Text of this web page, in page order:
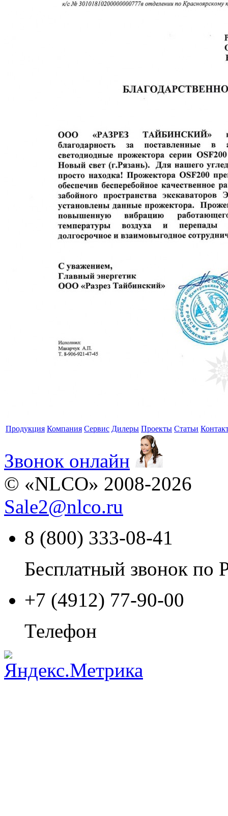
Продукция Компания Сервис Дилеры Проекты Статьи
Звонок онлайн
© «NLCO» 2008-2026
Sale2@nlco.ru
8 (800) 333-08-41
Бесплатный звонок по
+7 (4912) 77-90-00
Телефон